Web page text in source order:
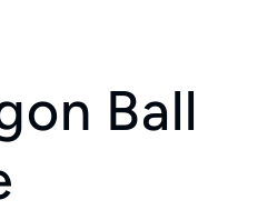
Ball